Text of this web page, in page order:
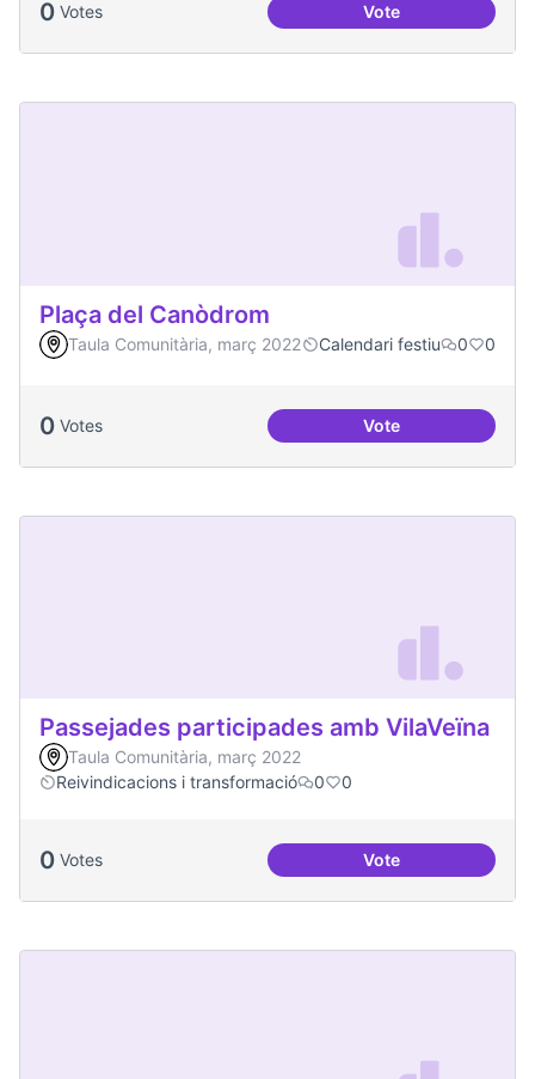
0 Votes VotePodcast Radio
Plaça del Canòdrom
Taula Comunitària, març 2022 Calendari festiu 0 0
0 Votes VotePlaça del
Passejades participades amb VilaVeïna
Taula Comunitària, març 2022
Reivindicacions i transformació
0 0
0 Votes VotePassejades